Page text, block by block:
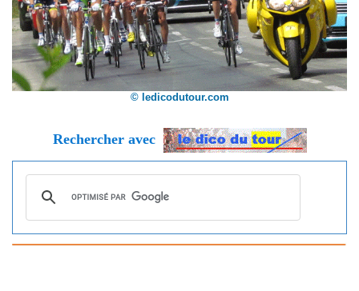
© ledicodutour.com
Rechercher avec